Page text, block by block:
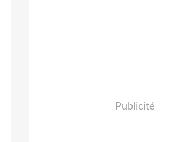
Publicité